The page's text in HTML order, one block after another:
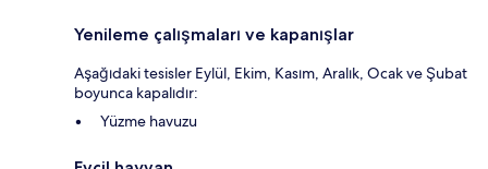
Yenileme çalışmaları ve kapanışlar
Aşağıdaki tesisler Eylül, Ekim, Kasım, Aralık, Ocak ve Şubat
boyunca kapalıdır:
Yüzme havuzu